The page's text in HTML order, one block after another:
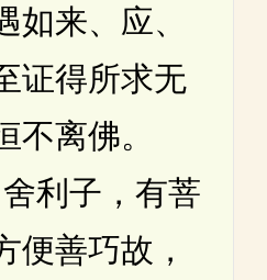
如来、应、
证得所求无
不离佛。
利子，有菩
便善巧故，